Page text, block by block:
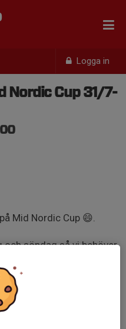
Logga in
Nordic Cup 31/7-
Mid Nordic Cup 😄.
söndag så vi behöver
torsdag 30:juli.
vi vill gärna att ni
Nej men med en
vi behöver skriva in